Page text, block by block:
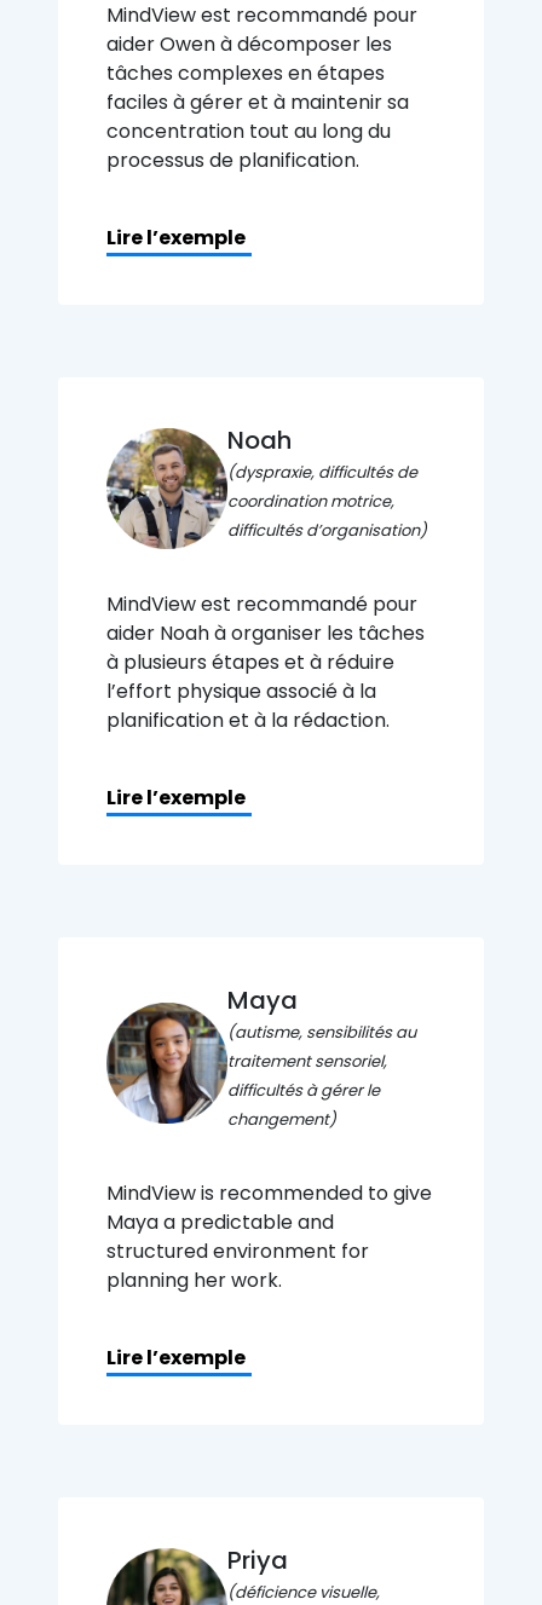
MindView est recommandé pour
aider Owen à décomposer les
tâches complexes en étapes
faciles à gérer et à maintenir sa
concentration tout au long du
processus de planification.
Lire l’exemple
Noah
(dyspraxie, difficultés de
coordination motrice,
difficultés d’organisation)
MindView est recommandé pour
aider Noah à organiser les tâches
à plusieurs étapes et à réduire
l’effort physique associé à la
planification et à la rédaction.
Lire l’exemple
Maya
(autisme, sensibilités au
traitement sensoriel,
difficultés à gérer le
changement)
MindView is recommended to give
Maya a predictable and
structured environment for
planning her work.
Lire l’exemple
Priya
(déficience visuelle,